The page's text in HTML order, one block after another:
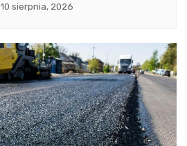
10 sierpnia, 2026